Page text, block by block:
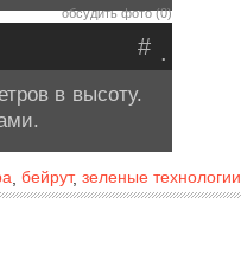
обсудить фото (0)
.
#
в высоту.
бейрут, зеленые технологии